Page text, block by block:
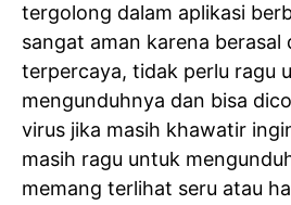
tergolong dalam aplikasi
sangat aman karena berasal
terpercaya, tidak perlu ragu
mengunduhnya dan bisa
virus jika masih khawatir
masih ragu untuk
memang terlihat seru atau